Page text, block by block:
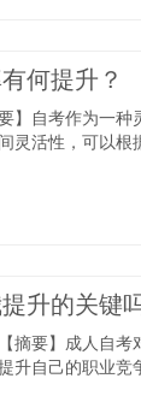
何提升？
】自考作为一
灵活性，可以
升的关键
摘要】成人自
升自己的职业